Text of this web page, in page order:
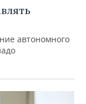
автономного